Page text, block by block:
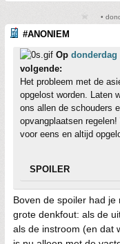
•
#ANONIEM
Op donderdag
volgende:
Het probleem met de
opgelost worden. Laten
ons allen de schouders
opvangplaatsen
voor eens en altijd
SPOILER
Boven de spoiler had
grote denkfout: als de
als de instroom (en dat